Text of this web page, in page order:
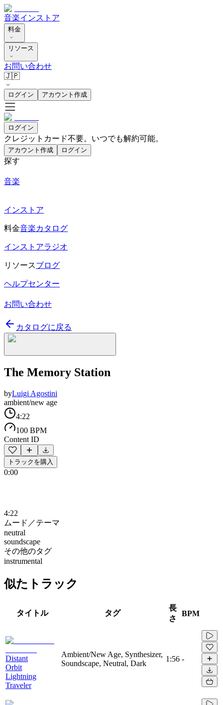
音楽インストア
料金
リソース
お問い合わせ
🇯🇵
ログイン アカウント作成
ログイン
クレジットカード不要。いつでも解約可能。
アカウント作成 ログイン
探す
音楽
インストア
料金音楽カタログ
インストアラジオ
リソースブログ
ヘルプセンター
お問い合わせ
カタログに戻る
The Memory Station
byLuigi Agostini
ambient/new age
4:22
100 BPM
Content ID
トラックを購入
0:00
4:22
ムード／テーマ
neutral
soundscape
その他のタグ
instrumental
似たトラック
タイトル タグ
長
さ
BPM
Distant
Orbit
Lightning
Traveler
Ambient/New Age, Synthesizer,
Soundscape, Neutral, Dark
1:56 -